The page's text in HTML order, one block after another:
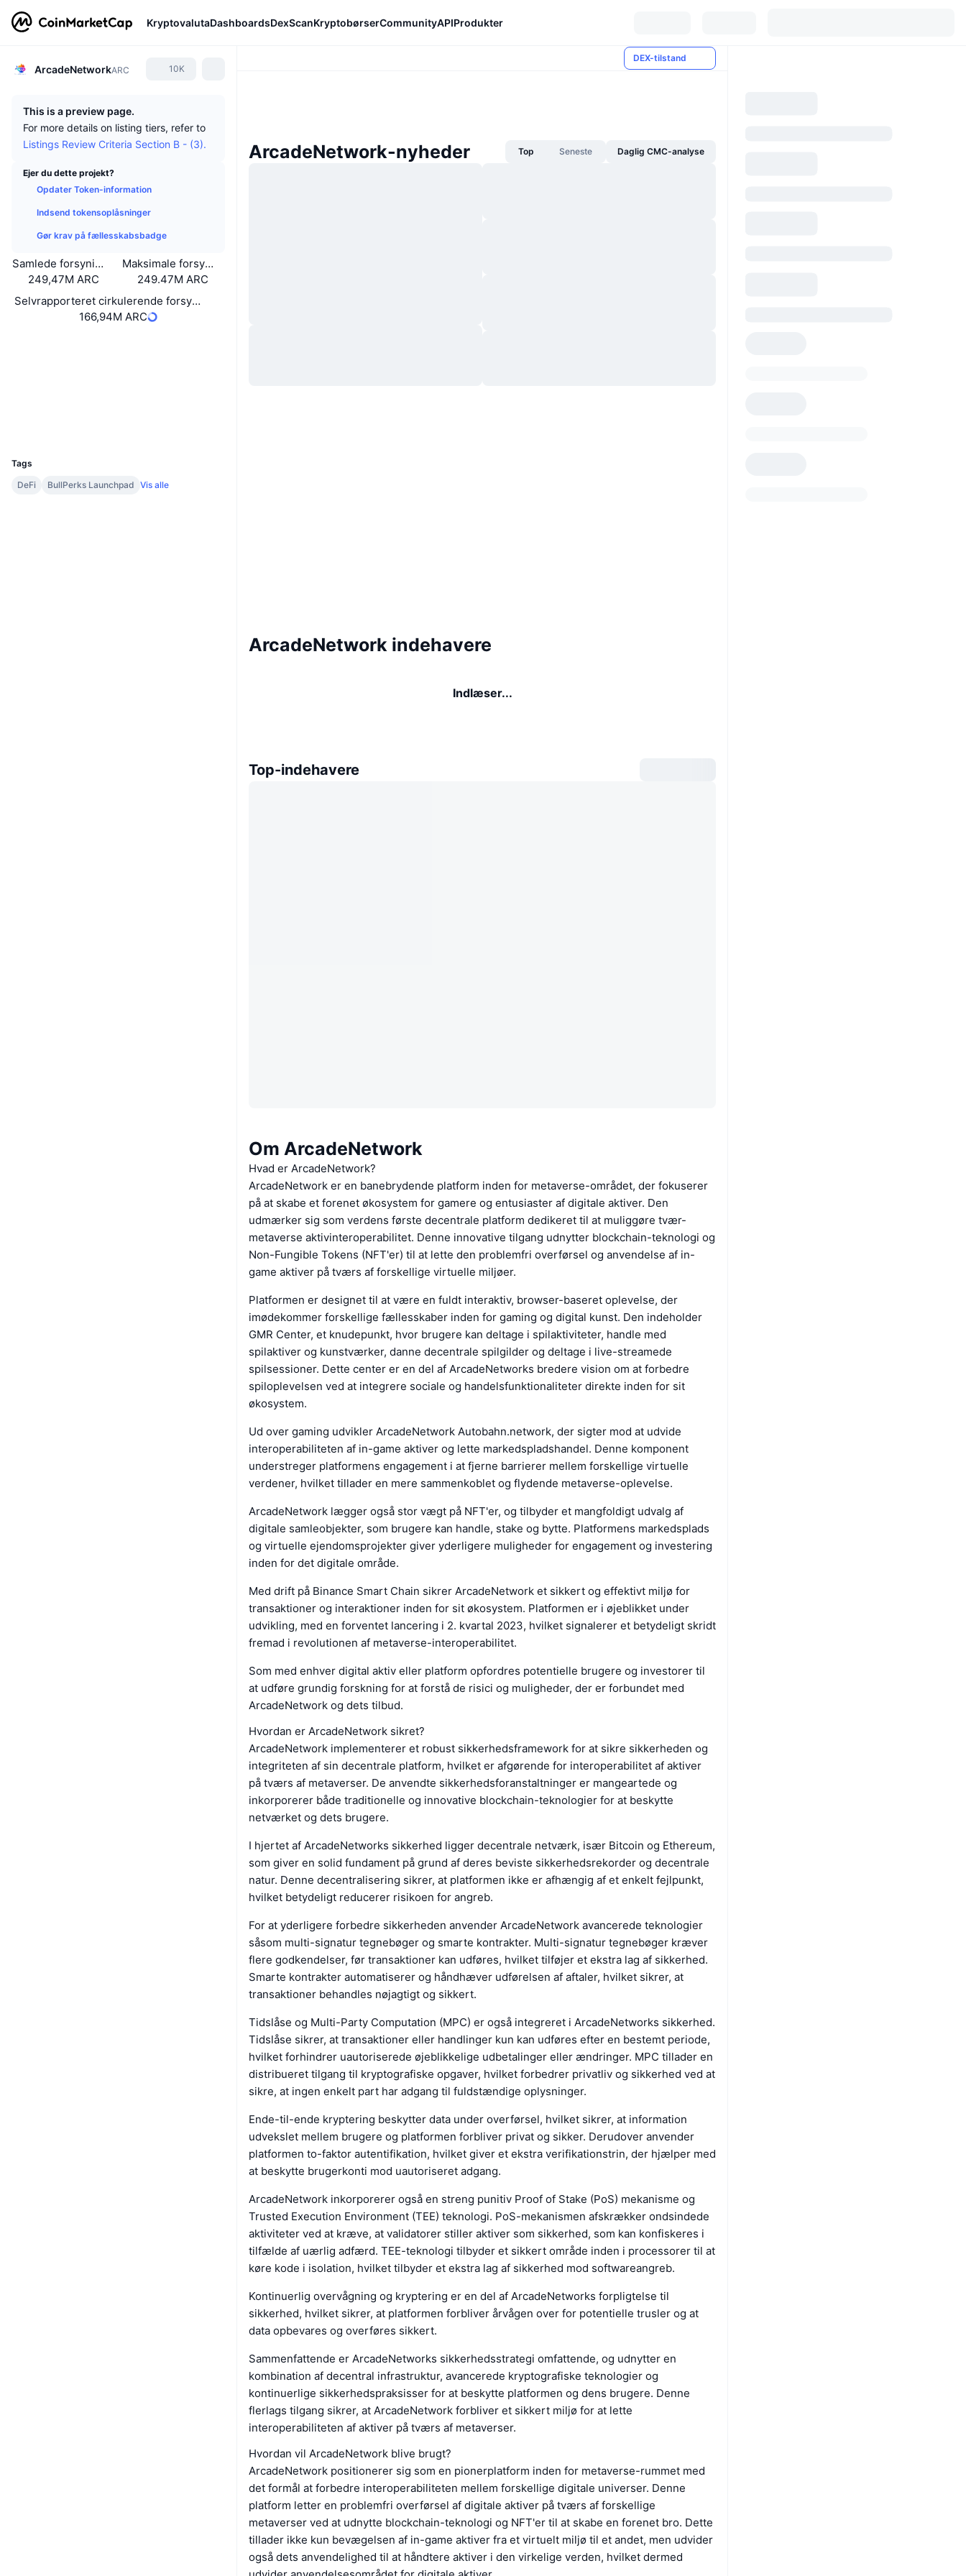
KryptovalutaDashboardsDexScanKryptobørserCommunityAPIProdukter
ArcadeNetworkARC 10K
This is a preview page.
For more details on listing tiers, refer to
Listings Review Criteria Section B - (3).
Ejer du dette projekt?
Opdater Token-information
Indsend tokensoplåsninger
Gør krav på fællesskabsbadge
Samlede forsyning
249,47M ARC
Maksimale forsyning
249.47M ARC
Selvrapporteret cirkulerende forsyning
166,94M ARC
Tags
DeFi
BullPerks Launchpad Vis alle
DEX-tilstand
ArcadeNetwork-nyheder Top Seneste Daglig CMC-analyse
ArcadeNetwork indehavere
Indlæser...
Top-indehavere
Om ArcadeNetwork
Hvad er ArcadeNetwork?
ArcadeNetwork er en banebrydende platform inden for metaverse-området, der fokuserer
på at skabe et forenet økosystem for gamere og entusiaster af digitale aktiver. Den
udmærker sig som verdens første decentrale platform dedikeret til at muliggøre tvær-
metaverse aktivinteroperabilitet. Denne innovative tilgang udnytter blockchain-teknologi og
Non-Fungible Tokens (NFT'er) til at lette den problemfri overførsel og anvendelse af in-
game aktiver på tværs af forskellige virtuelle miljøer.
Platformen er designet til at være en fuldt interaktiv, browser-baseret oplevelse, der
imødekommer forskellige fællesskaber inden for gaming og digital kunst. Den indeholder
GMR Center, et knudepunkt, hvor brugere kan deltage i spilaktiviteter, handle med
spilaktiver og kunstværker, danne decentrale spilgilder og deltage i live-streamede
spilsessioner. Dette center er en del af ArcadeNetworks bredere vision om at forbedre
spiloplevelsen ved at integrere sociale og handelsfunktionaliteter direkte inden for sit
økosystem.
Ud over gaming udvikler ArcadeNetwork Autobahn.network, der sigter mod at udvide
interoperabiliteten af in-game aktiver og lette markedspladshandel. Denne komponent
understreger platformens engagement i at fjerne barrierer mellem forskellige virtuelle
verdener, hvilket tillader en mere sammenkoblet og flydende metaverse-oplevelse.
ArcadeNetwork lægger også stor vægt på NFT'er, og tilbyder et mangfoldigt udvalg af
digitale samleobjekter, som brugere kan handle, stake og bytte. Platformens markedsplads
og virtuelle ejendomsprojekter giver yderligere muligheder for engagement og investering
inden for det digitale område.
Med drift på Binance Smart Chain sikrer ArcadeNetwork et sikkert og effektivt miljø for
transaktioner og interaktioner inden for sit økosystem. Platformen er i øjeblikket under
udvikling, med en forventet lancering i 2. kvartal 2023, hvilket signalerer et betydeligt skridt
fremad i revolutionen af metaverse-interoperabilitet.
Som med enhver digital aktiv eller platform opfordres potentielle brugere og investorer til
at udføre grundig forskning for at forstå de risici og muligheder, der er forbundet med
ArcadeNetwork og dets tilbud.
Hvordan er ArcadeNetwork sikret?
ArcadeNetwork implementerer et robust sikkerhedsframework for at sikre sikkerheden og
integriteten af sin decentrale platform, hvilket er afgørende for interoperabilitet af aktiver
på tværs af metaverser. De anvendte sikkerhedsforanstaltninger er mangeartede og
inkorporerer både traditionelle og innovative blockchain-teknologier for at beskytte
netværket og dets brugere.
I hjertet af ArcadeNetworks sikkerhed ligger decentrale netværk, især Bitcoin og Ethereum,
som giver en solid fundament på grund af deres beviste sikkerhedsrekorder og decentrale
natur. Denne decentralisering sikrer, at platformen ikke er afhængig af et enkelt fejlpunkt,
hvilket betydeligt reducerer risikoen for angreb.
For at yderligere forbedre sikkerheden anvender ArcadeNetwork avancerede teknologier
såsom multi-signatur tegnebøger og smarte kontrakter. Multi-signatur tegnebøger kræver
flere godkendelser, før transaktioner kan udføres, hvilket tilføjer et ekstra lag af sikkerhed.
Smarte kontrakter automatiserer og håndhæver udførelsen af aftaler, hvilket sikrer, at
transaktioner behandles nøjagtigt og sikkert.
Tidslåse og Multi-Party Computation (MPC) er også integreret i ArcadeNetworks sikkerhed.
Tidslåse sikrer, at transaktioner eller handlinger kun kan udføres efter en bestemt periode,
hvilket forhindrer uautoriserede øjeblikkelige udbetalinger eller ændringer. MPC tillader en
distribueret tilgang til kryptografiske opgaver, hvilket forbedrer privatliv og sikkerhed ved at
sikre, at ingen enkelt part har adgang til fuldstændige oplysninger.
Ende-til-ende kryptering beskytter data under overførsel, hvilket sikrer, at information
udvekslet mellem brugere og platformen forbliver privat og sikker. Derudover anvender
platformen to-faktor autentifikation, hvilket giver et ekstra verifikationstrin, der hjælper med
at beskytte brugerkonti mod uautoriseret adgang.
ArcadeNetwork inkorporerer også en streng punitiv Proof of Stake (PoS) mekanisme og
Trusted Execution Environment (TEE) teknologi. PoS-mekanismen afskrækker ondsindede
aktiviteter ved at kræve, at validatorer stiller aktiver som sikkerhed, som kan konfiskeres i
tilfælde af uærlig adfærd. TEE-teknologi tilbyder et sikkert område inden i processorer til at
køre kode i isolation, hvilket tilbyder et ekstra lag af sikkerhed mod softwareangreb.
Kontinuerlig overvågning og kryptering er en del af ArcadeNetworks forpligtelse til
sikkerhed, hvilket sikrer, at platformen forbliver årvågen over for potentielle trusler og at
data opbevares og overføres sikkert.
Sammenfattende er ArcadeNetworks sikkerhedsstrategi omfattende, og udnytter en
kombination af decentral infrastruktur, avancerede kryptografiske teknologier og
kontinuerlige sikkerhedspraksisser for at beskytte platformen og dens brugere. Denne
flerlags tilgang sikrer, at ArcadeNetwork forbliver et sikkert miljø for at lette
interoperabiliteten af aktiver på tværs af metaverser.
Hvordan vil ArcadeNetwork blive brugt?
ArcadeNetwork positionerer sig som en pionerplatform inden for metaverse-rummet med
det formål at forbedre interoperabiliteten mellem forskellige digitale universer. Denne
platform letter en problemfri overførsel af digitale aktiver på tværs af forskellige
metaverser ved at udnytte blockchain-teknologi og NFT'er til at skabe en forenet bro. Dette
tillader ikke kun bevægelsen af in-game aktiver fra et virtuelt miljø til et andet, men udvider
også dets anvendelighed til at håndtere aktiver i den virkelige verden, hvilket dermed